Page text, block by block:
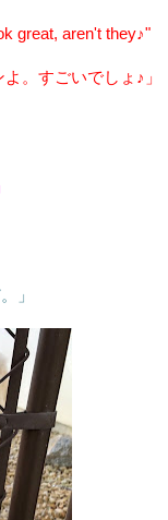
great, aren't they♪"
。すごいでしょ♪」
」